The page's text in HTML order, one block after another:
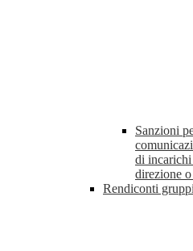
Sanzioni
di
direzione
Rendiconti